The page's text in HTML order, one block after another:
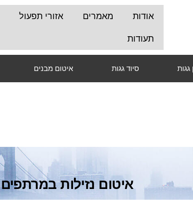
אודות מאמרים אזורי תפעול
תעודות
גגות סיוד גגות איטום מבנים
איטום נזילות במרתפים